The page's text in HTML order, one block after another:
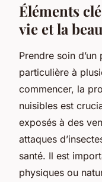
Éléments
vie et la
Prendre soin
particulière à
commencer, la
nuisibles est
exposés à des
attaques
santé. Il est
physiques ou